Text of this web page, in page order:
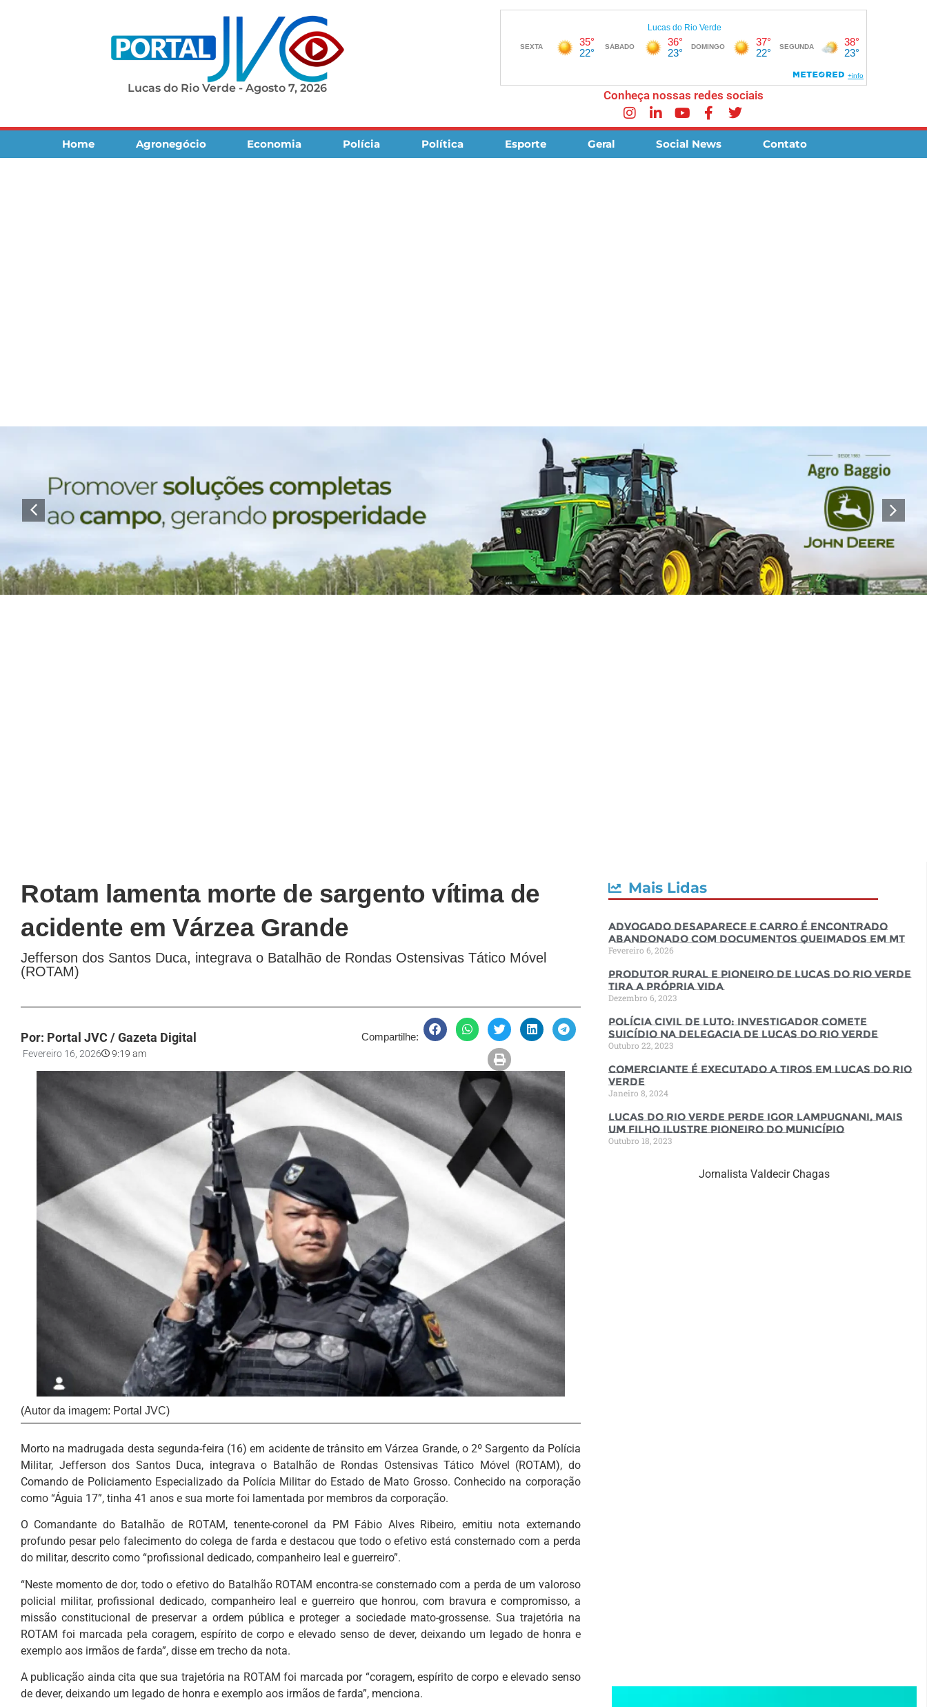
Lucas do Rio Verde - Agosto 7, 2026
Conheça nossas redes sociais
Home Agronegócio Economia Polícia Política Esporte Geral Social News Contato
Rotam lamenta morte de sargento vítima de
acidente em Várzea Grande
Jefferson dos Santos Duca, integrava o Batalhão de Rondas Ostensivas Tático Móvel
(ROTAM)
Por: Portal JVC / Gazeta Digital
Fevereiro 16, 2026 9:19 am
Compartilhe:
(Autor da imagem: Portal JVC)
Morto na madrugada desta segunda-feira (16) em acidente de trânsito em Várzea Grande, o 2º Sargento da Polícia
Militar, Jefferson dos Santos Duca, integrava o Batalhão de Rondas Ostensivas Tático Móvel (ROTAM), do
Comando de Policiamento Especializado da Polícia Militar do Estado de Mato Grosso. Conhecido na corporação
como “Águia 17”, tinha 41 anos e sua morte foi lamentada por membros da corporação.
O Comandante do Batalhão de ROTAM, tenente-coronel da PM Fábio Alves Ribeiro, emitiu nota externando
profundo pesar pelo falecimento do colega de farda e destacou que todo o efetivo está consternado com a perda
do militar, descrito como “profissional dedicado, companheiro leal e guerreiro”.
“Neste momento de dor, todo o efetivo do Batalhão ROTAM encontra-se consternado com a perda de um valoroso
policial militar, profissional dedicado, companheiro leal e guerreiro que honrou, com bravura e compromisso, a
missão constitucional de preservar a ordem pública e proteger a sociedade mato-grossense. Sua trajetória na
ROTAM foi marcada pela coragem, espírito de corpo e elevado senso de dever, deixando um legado de honra e
exemplo aos irmãos de farda”, disse em trecho da nota.
A publicação ainda cita que sua trajetória na ROTAM foi marcada por “coragem, espírito de corpo e elevado senso
de dever, deixando um legado de honra e exemplo aos irmãos de farda”, menciona.
Mais Lidas
Advogado desaparece e carro é encontrado
abandonado com documentos queimados em MT
Fevereiro 6, 2026
Produtor rural e pioneiro de Lucas do Rio Verde
tira a própria vida
Dezembro 6, 2023
Polícia Civil de luto: Investigador comete
suicídio na Delegacia de Lucas do Rio Verde
Outubro 22, 2023
Comerciante é executado a tiros em Lucas do Rio
Verde
Janeiro 8, 2024
Lucas do Rio Verde perde Igor Lampugnani, mais
um filho ilustre pioneiro do município
Outubro 18, 2023
Jornalista Valdecir Chagas